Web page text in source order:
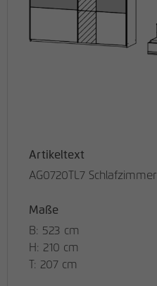
Artikeltext
AG0720TL7 Schlafzimmer
Maße
B: 523 cm
H: 210 cm
T: 207 cm